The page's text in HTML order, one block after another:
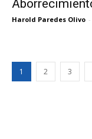
Harold Paredes Olivo -
1 2 3